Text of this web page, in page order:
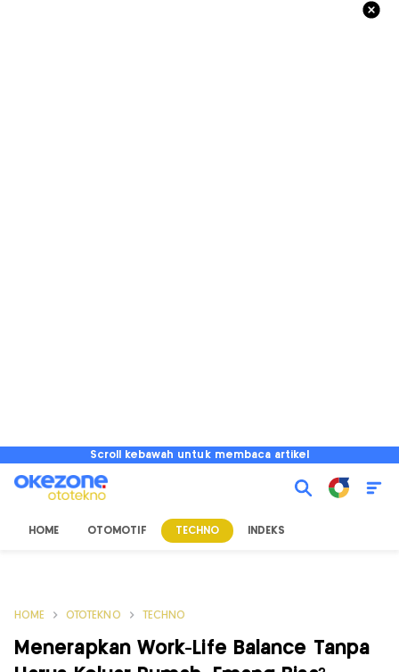
Scroll kebawah untuk membaca artikel
HOME OTOMOTIF TECHNO INDEKS
HOME OTOTEKNO TECHNO
Menerapkan Work-Life Balance Tanpa